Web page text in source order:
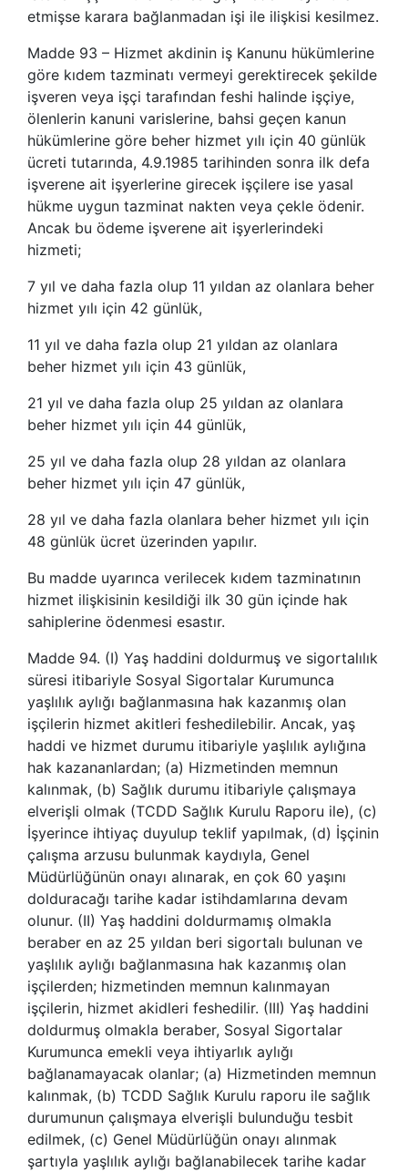
etmişse karara bağlanmadan işi ile ilişkisi kesilmez.
Madde 93 – Hizmet akdinin iş Kanunu hükümlerine
göre kıdem tazminatı vermeyi gerektirecek şekilde
işveren veya işçi tarafından feshi halinde işçiye,
ölenlerin kanuni varislerine, bahsi geçen kanun
hükümlerine göre beher hizmet yılı için 40 günlük
ücreti tutarında, 4.9.1985 tarihinden sonra ilk defa
işverene ait işyerlerine girecek işçilere ise yasal
hükme uygun tazminat nakten veya çekle ödenir.
Ancak bu ödeme işverene ait işyerlerindeki
hizmeti;
7 yıl ve daha fazla olup 11 yıldan az olanlara beher
hizmet yılı için 42 günlük,
11 yıl ve daha fazla olup 21 yıldan az olanlara
beher hizmet yılı için 43 günlük,
21 yıl ve daha fazla olup 25 yıldan az olanlara
beher hizmet yılı için 44 günlük,
25 yıl ve daha fazla olup 28 yıldan az olanlara
beher hizmet yılı için 47 günlük,
28 yıl ve daha fazla olanlara beher hizmet yılı için
48 günlük ücret üzerinden yapılır.
Bu madde uyarınca verilecek kıdem tazminatının
hizmet ilişkisinin kesildiği ilk 30 gün içinde hak
sahiplerine ödenmesi esastır.
Madde 94. (I) Yaş haddini doldurmuş ve sigortalılık
süresi itibariyle Sosyal Sigortalar Kurumunca
yaşlılık aylığı bağlanmasına hak kazanmış olan
işçilerin hizmet akitleri feshedilebilir. Ancak, yaş
haddi ve hizmet durumu itibariyle yaşlılık aylığına
hak kazananlardan; (a) Hizmetinden memnun
kalınmak, (b) Sağlık durumu itibariyle çalışmaya
elverişli olmak (TCDD Sağlık Kurulu Raporu ile), (c)
İşyerince ihtiyaç duyulup teklif yapılmak, (d) İşçinin
çalışma arzusu bulunmak kaydıyla, Genel
Müdürlüğünün onayı alınarak, en çok 60 yaşını
dolduracağı tarihe kadar istihdamlarına devam
olunur. (II) Yaş haddini doldurmamış olmakla
beraber en az 25 yıldan beri sigortalı bulunan ve
yaşlılık aylığı bağlanmasına hak kazanmış olan
işçilerden; hizmetinden memnun kalınmayan
işçilerin, hizmet akidleri feshedilir. (III) Yaş haddini
doldurmuş olmakla beraber, Sosyal Sigortalar
Kurumunca emekli veya ihtiyarlık aylığı
bağlanamayacak olanlar; (a) Hizmetinden memnun
kalınmak, (b) TCDD Sağlık Kurulu raporu ile sağlık
durumunun çalışmaya elverişli bulunduğu tesbit
edilmek, (c) Genel Müdürlüğün onayı alınmak
şartıyla yaşlılık aylığı bağlanabilecek tarihe kadar